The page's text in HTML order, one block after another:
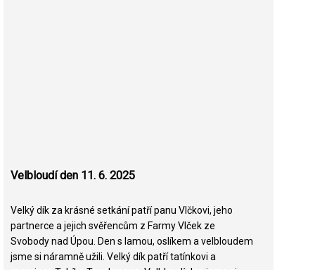
Velbloudí den 11. 6. 2025
Velký dík za krásné setkání patří panu Vlčkovi, jeho
partnerce a jejich svěřencům z Farmy Vlček ze
Svobody nad Úpou. Den s lamou, oslíkem a velbloudem
jsme si náramně užili. Velký dík patří tatínkovi a